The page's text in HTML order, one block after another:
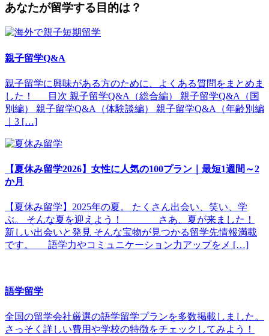
あなたが留学する目的は？
親子留学Q&A
親子留学に興味がある方のために、よくある質問をまとめま
した！ 目次 親子留学Q&A（総合編） 親子留学Q&A（国
別編） 親子留学Q&A（体験談編） 親子留学Q&A（年齢別編
｜3 […]
【夏休み留学2026】女性に人気の100プラン｜最短1週間～2
か月
【夏休み留学】2025年の夏。 たくさん出会い、笑い、学
ぶ。 そんな夏を迎えよう！ さあ、夏が来ました！
新しい出会いと発見 そんな宝物が見つかる留学先情報満載
です。 語学力やコミュニケーション力アップをメ […]
語学留学
全国の留学会社厳選の語学留学プランを多数掲載しました。
さっそく詳しい費用や学校の特徴をチェックしてみよう！